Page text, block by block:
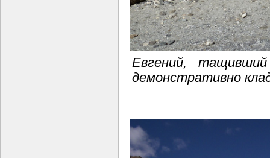
Евгений,
демонстративно